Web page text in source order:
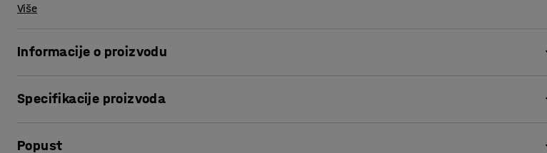
Više
Informacije o proizvodu
za javne prostore poput salona i čekaonica, te ureda i škola. Otvor između sjedišta i naslona sprečava
Specifikacije proizvoda
Dubina sjedišta
Popust